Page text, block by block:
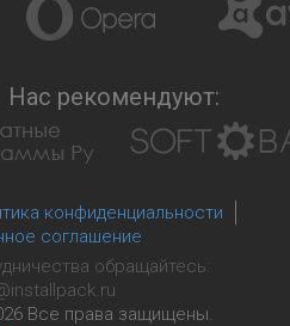
Нас рекомендуют:
конфиденциальности
соглашение
обращайтесь:
Все права защищены.